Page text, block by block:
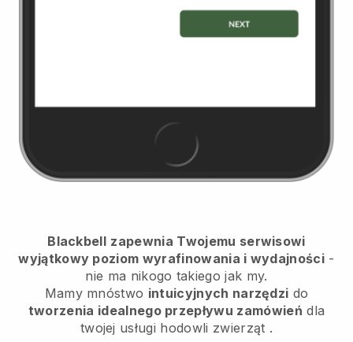
Blackbell zapewnia Twojemu serwisowi
wyjątkowy poziom wyrafinowania i wydajności -
nie ma nikogo takiego jak my.
Mamy mnóstwo intuicyjnych narzędzi do
tworzenia idealnego przepływu zamówień dla
twojej usługi hodowli zwierząt .